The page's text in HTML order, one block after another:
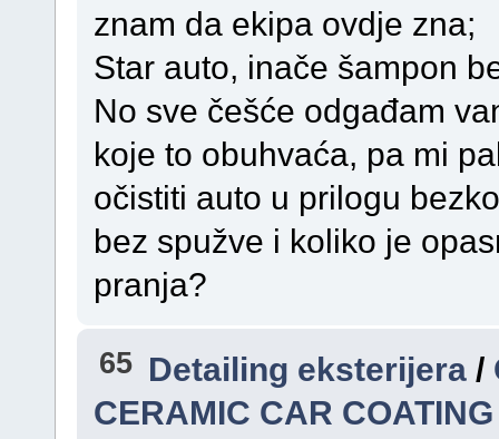
znam da ekipa ovdje zna;
Star auto, inače šampon
No sve češće odgađam
koje to obuhvaća, pa mi
očistiti auto u prilogu
bez spužve i koliko je
pranja?
65 Detailing eksterijera /
CERAMIC CAR COATING